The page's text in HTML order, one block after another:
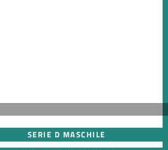
SERIE D MASCHILE